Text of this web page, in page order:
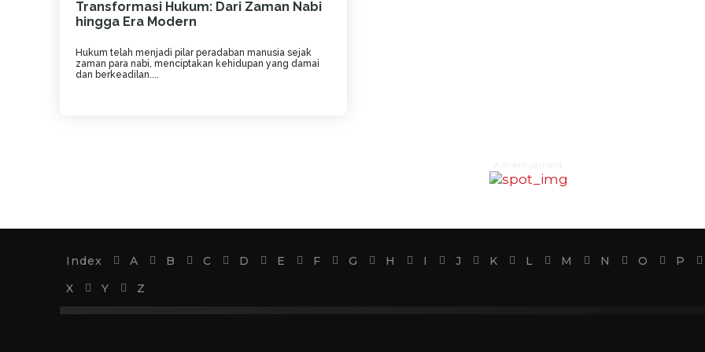
Transformasi Hukum: Dari Zaman Nabi
hingga Era Modern
Hukum telah menjadi pilar peradaban manusia sejak
zaman para nabi, menciptakan kehidupan yang damai
dan berkeadilan....
Advertisement
Index A B C D E F G H I J K L M N O P
X
Y Z